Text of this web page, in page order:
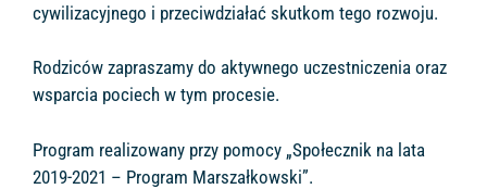
cywilizacyjnego i przeciwdziałać skutkom tego rozwoju.
Rodziców zapraszamy do aktywnego uczestniczenia oraz
wsparcia pociech w tym procesie.
Program realizowany przy pomocy „Społecznik na lata
2019-2021 – Program Marszałkowski”.